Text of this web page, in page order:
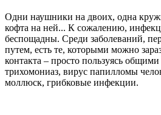
Одни наушники на двоих, одна
кофта на ней... К сожалению,
беспощадны. Среди заболеваний,
путем, есть те, которыми можно
контакта – просто пользуясь
трихомониаз, вирус папилломы
моллюск, грибковые инфекции.